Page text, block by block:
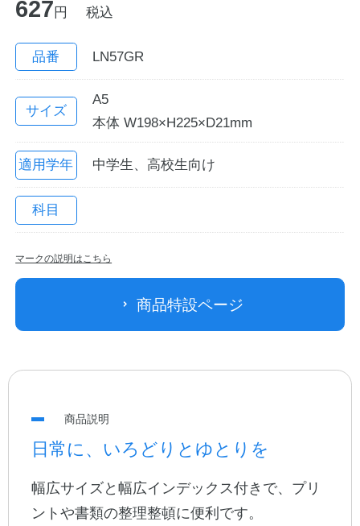
カタログ
English
公式アカウント
日本ノート
627 円 税込
品番 LN57GR
サイズ
A5
本体 W198×H225×D21mm
適用学年 中学生、高校生向け
科目
マークの説明はこちら
商品特設ページ
商品説明
日常に、いろどりとゆとりを
幅広サイズと幅広インデックス付きで、プリ
ントや書類の整理整頓に便利です。